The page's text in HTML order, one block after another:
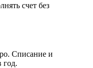
счет без
Списание и
год.